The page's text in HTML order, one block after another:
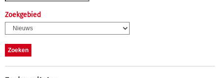
Zoekgebied